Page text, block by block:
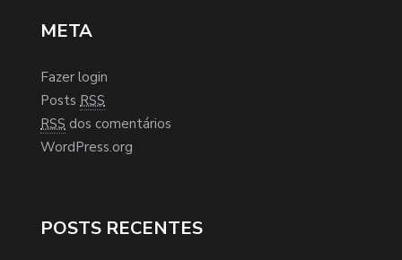
META
Fazer login
Posts RSS
RSS dos comentários
WordPress.org
POSTS RECENTES